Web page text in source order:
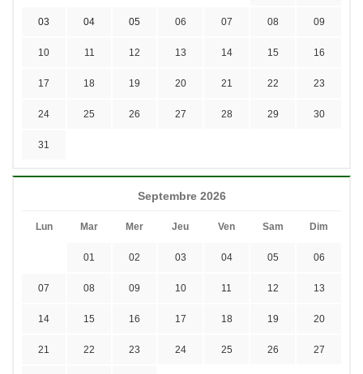
03 04 05 06 07 08 09
10 11 12 13 14 15 16
17 18 19 20 21 22 23
24 25 26 27 28 29 30
31
Septembre 2026
Lun Mar Mer Jeu Ven Sam Dim
01 02 03 04 05 06
07 08 09 10 11 12 13
14 15 16 17 18 19 20
21 22 23 24 25 26 27